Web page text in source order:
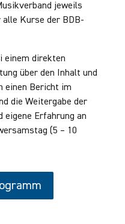
jeweils
Kurse der BDB-
einem direkten
über den Inhalt und
einen Bericht im
die Weitergabe der
eigene Erfahrung an
(5 – 10